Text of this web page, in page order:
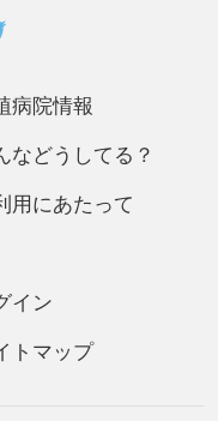
病院情報
などうしてる？
用にあたって
イン
トマップ